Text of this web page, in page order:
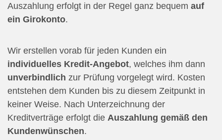
Auszahlung erfolgt in der Regel ganz bequem auf
ein Girokonto.
Wir erstellen vorab für jeden Kunden ein
individuelles Kredit-Angebot, welches ihm dann
unverbindlich zur Prüfung vorgelegt wird. Kosten
entstehen dem Kunden bis zu diesem Zeitpunkt in
keiner Weise. Nach Unterzeichnung der
Kreditverträge erfolgt die Auszahlung gemäß den
Kundenwünschen.